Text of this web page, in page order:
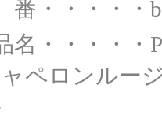
・・・・・
名・・・・・
ャペロンルー